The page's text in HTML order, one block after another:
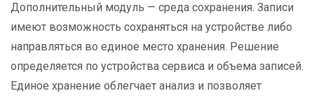
Дополнительный модуль — среда сохранения. Записи
имеют возможность сохраняться на устройстве либо
направляться во единое место хранения. Решение
определяется по устройства сервиса и объема записей.
Единое хранение облегчает анализ и позволяет